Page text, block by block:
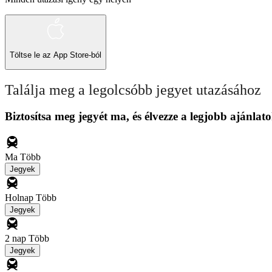
Töltse le az App Store-ból
Találja meg a legolcsóbb jegyet utazásához
Biztosítsa meg jegyét ma, és élvezze a legjobb
Ma Több
Jegyek
Holnap Több
Jegyek
2 nap Több
Jegyek